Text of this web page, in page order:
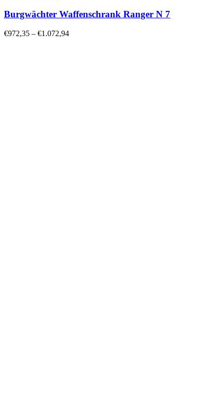
Burgwächter Waffenschrank Ranger N 7
€972,35 – €1.072,94